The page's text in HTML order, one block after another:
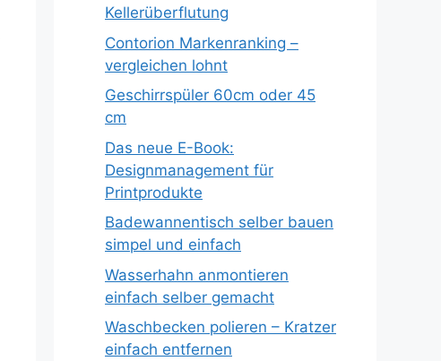
Kellerüberflutung
Contorion Markenranking –
vergleichen lohnt
Geschirrspüler 60cm oder 45
cm
Das neue E-Book:
Designmanagement für
Printprodukte
Badewannentisch selber bauen
simpel und einfach
Wasserhahn anmontieren
einfach selber gemacht
Waschbecken polieren – Kratzer
einfach entfernen